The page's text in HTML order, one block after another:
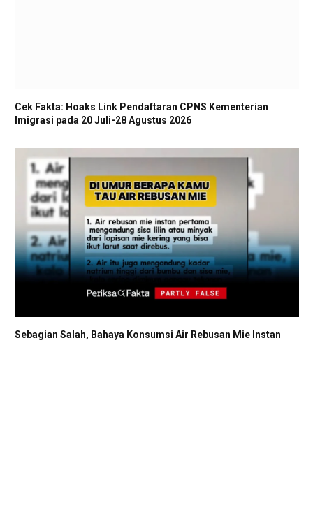
Cek Fakta: Hoaks Link Pendaftaran CPNS Kementerian
Imigrasi pada 20 Juli-28 Agustus 2026
Sebagian Salah, Bahaya Konsumsi Air Rebusan Mie Instan